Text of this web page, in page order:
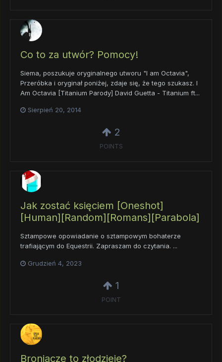
Co to za utwór? Pomocy!
Siema, poszukuje oryginalnego utworu "I am Octavia",
Przeróbka i oryginał poniżej, zdaje się, że tego szukasz. I
Am Octavia [Titanium Parody] David Guetta - Titanium ft...
Sierpień 20, 2014
2
POINTS
Jak zostać księciem [Oneshot]
[Human][Random][Romans][Parabola]
Sztampowe opowiadanie o sztampowym bohaterze
trafiającym do Equestrii. Zapraszam do czytania. ...
Grudzień 4, 2023
1
POINT
Broniacze to złodzieje?